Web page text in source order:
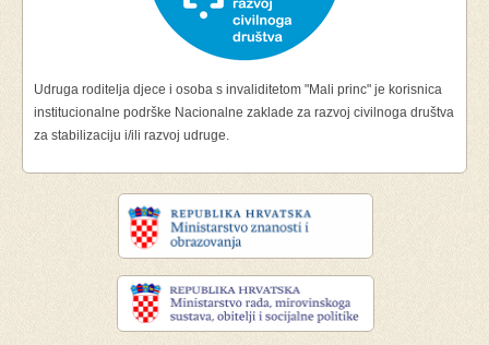
Udruga roditelja djece i osoba s invaliditetom "Mali princ" je korisnica
institucionalne podrške Nacionalne zaklade za razvoj civilnoga društva
za stabilizaciju i/ili razvoj udruge.